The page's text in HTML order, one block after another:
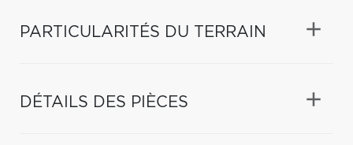
PARTICULARITÉS DU TERRAIN
DÉTAILS DES PIÈCES